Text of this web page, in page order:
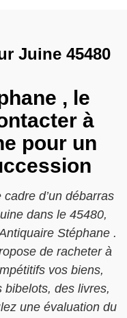
Juine 45480
, le
à
pour un
d’un débarras
dans le 45480,
Stéphane .
de racheter à
vos biens,
bibelots, des livres,
une évaluation du